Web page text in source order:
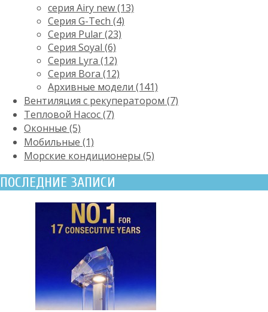
серия Airy new (13)
Серия G-Tech (4)
Серия Pular (23)
Cерия Soyal (6)
Серия Lyra (12)
Серия Bora (12)
Архивные модели (141)
Вентиляция с рекуператором (7)
Тепловой Насос (7)
Оконные (5)
Мобильные (1)
Морские кондиционеры (5)
ПОСЛЕДНИЕ ЗАПИСИ